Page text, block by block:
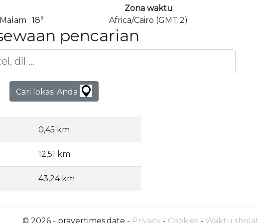
: 18°
Zona waktu
Africa/Cairo (GMT 2)
pencarian
Cari lokasi Anda
0,45 km
12,51 km
43,24 km
© 2026 - prayertimes.date - Privacy- Cookies- Waktu sholat